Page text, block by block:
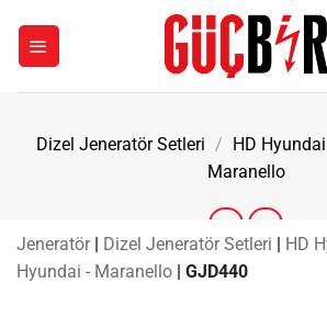
Dizel Jeneratör Setleri / HD Hyundai
Maranello
Jeneratör | Dizel Jeneratör Setleri | HD
Hyundai - Maranello | GJD440